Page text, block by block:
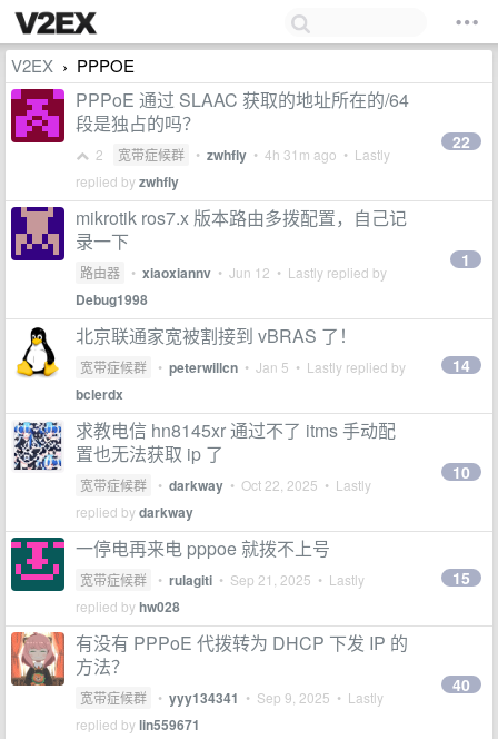
V2EX › PPPOE
PPPoE 通过 SLAAC 获取的地址所在的/64
段是独占的吗？
2 宽带症候群 • zwhfly • 4h 31m ago • Lastly
replied byzwhfly
22
mikrotik ros7.x 版本路由多拨配置，自己记
录一下
路由器 • xiaoxiannv • Jun 12 • Lastly replied by
Debug1998
1
北京联通家宽被割接到 vBRAS 了！
宽带症候群 • peterwillcn • Jan 5 • Lastly replied by
bclerdx
14
求教电信 hn8145xr 通过不了 itms 手动配
置也无法获取 ip 了
宽带症候群 • darkway • Oct 22, 2025 • Lastly
replied bydarkway
10
一停电再来电 pppoe 就拨不上号
宽带症候群 • rulagiti • Sep 21, 2025 • Lastly
replied byhw028
15
有没有 PPPoE 代拨转为 DHCP 下发 IP 的
方法？
宽带症候群 • yyy134341 • Sep 9, 2025 • Lastly
replied bylin559671
40